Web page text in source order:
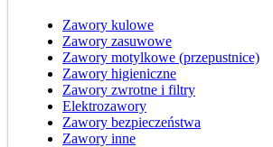
Zawory kulowe
Zawory zasuwowe
Zawory motylkowe (przepustnice)
Zawory higieniczne
Zawory zwrotne i filtry
Elektrozawory
Zawory bezpieczeństwa
Zawory inne